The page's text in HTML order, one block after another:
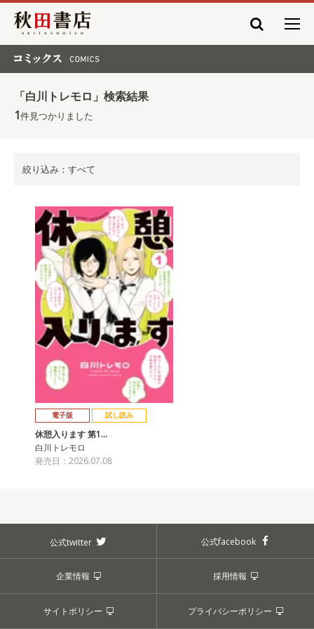
秋田書店
「白川トレモロ」検索結果
1件見つかりました
絞り込み：すべて
電子版 試し読み
休憩入ります 第1…
白川トレモロ
発売日：2026.07.08
公式twitter 公式facebook
企業情報 採用情報
サイトポリシー プライバシーポリシー